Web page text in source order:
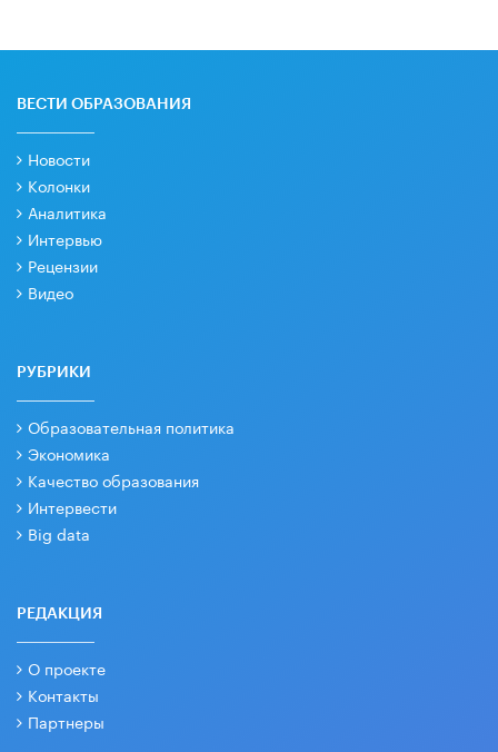
ВЕСТИ ОБРАЗОВАНИЯ
Новости
Колонки
Аналитика
Интервью
Рецензии
Видео
РУБРИКИ
Образовательная политика
Экономика
Качество образования
Интервести
Big data
РЕДАКЦИЯ
О проекте
Контакты
Партнеры